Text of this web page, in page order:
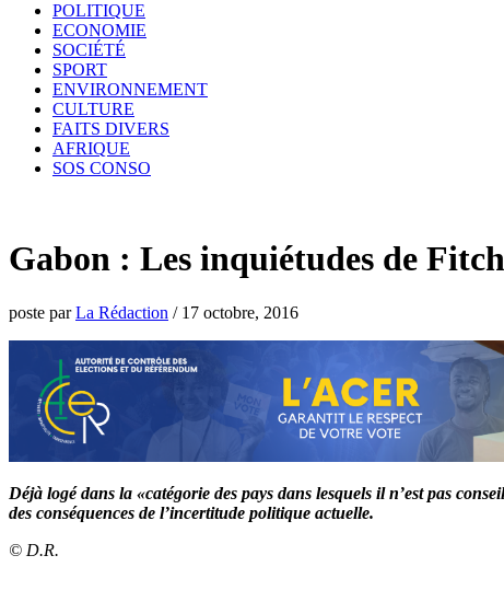
POLITIQUE
ECONOMIE
SOCIÉTÉ
SPORT
ENVIRONNEMENT
CULTURE
FAITS DIVERS
AFRIQUE
SOS CONSO
Gabon : Les inquiétudes de
poste parLa Rédaction / 17 octobre, 2016
Déjà logé dans la «catégorie des pays dans lesquels il n’est pas
des conséquences de l’incertitude politique actuelle.
© D.R.